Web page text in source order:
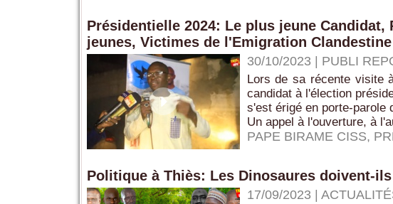
Présidentielle 2024: Le plus jeune
jeunes, Victimes de l'Emigration Clandestine
30/10/2023 PUBLI
Lors de sa récente visite
candidat à l'élection
s'est érigé en porte-parole
Un appel à l'ouverture, à
PAPE BIRAME CISS,
Politique à Thiès: Les Dinosaures doivent-
17/09/2023